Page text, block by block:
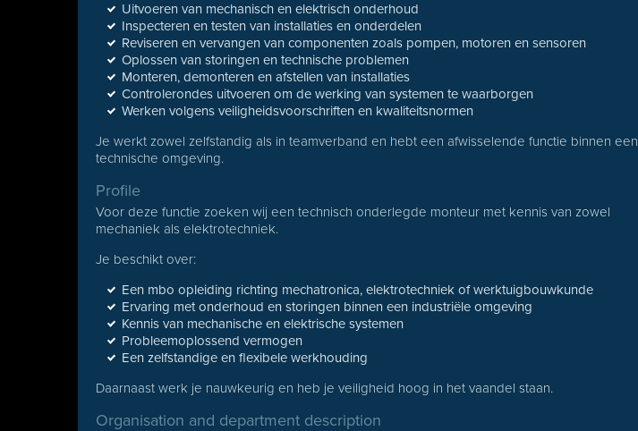
Uitvoeren van mechanisch en elektrisch onderhoud
Inspecteren en testen van installaties en onderdelen
Reviseren en vervangen van componenten zoals pompen, motoren en sensoren
Oplossen van storingen en technische problemen
Monteren, demonteren en afstellen van installaties
Controlerondes uitvoeren om de werking van systemen te waarborgen
Werken volgens veiligheidsvoorschriften en kwaliteitsnormen
Je werkt zowel zelfstandig als in teamverband en hebt een afwisselende functie binnen een
technische omgeving.
Profile
Voor deze functie zoeken wij een technisch onderlegde monteur met kennis van zowel
mechaniek als elektrotechniek.
Je beschikt over:
Een mbo opleiding richting mechatronica, elektrotechniek of werktuigbouwkunde
Ervaring met onderhoud en storingen binnen een industriële omgeving
Kennis van mechanische en elektrische systemen
Probleemoplossend vermogen
Een zelfstandige en flexibele werkhouding
Daarnaast werk je nauwkeurig en heb je veiligheid hoog in het vaandel staan.
Organisation and department description